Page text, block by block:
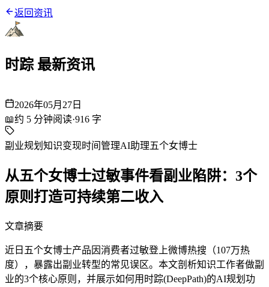
返回资讯
时踪 最新资讯
2026年05月27日
📖约 5 分钟阅读·916 字
副业规划 知识变现时间管理AI助理五个女博士
从五个女博士过敏事件看副业陷阱：3个
原则打造可持续第二收入
文章摘要
近日五个女博士产品因消费者过敏登上微博热搜（107万热
度），暴露出副业转型的常见误区。本文剖析知识工作者做副
业的3个核心原则，并展示如何用时踪(DeepPath)的AI规划功